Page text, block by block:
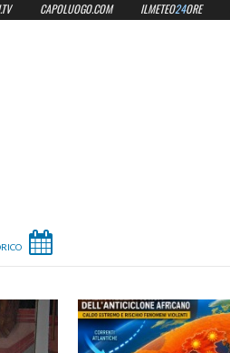
CAPOLUOGO.COM ILMETEO24ORE